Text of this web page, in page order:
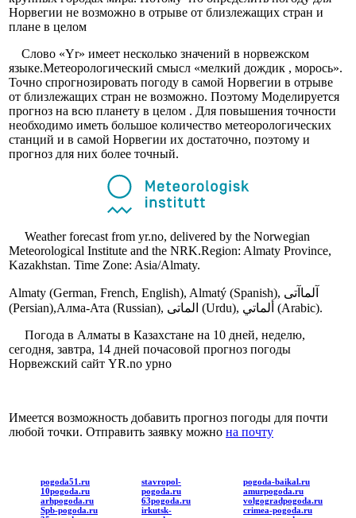
Норвегии не возможно в отрыве от близлежащих стран и
плане в целом
Слово «Yr» имеет несколько значений в норвежском
языке.Метеорологический смысл «мелкий дождик , морось».
Точно спрогнозировать погоду в самой Норвегии в отрыве
от близлежащих стран не возможно. Поэтому Моделируется
прогноз на всю планету в целом . Для повышения точности
необходимо иметь большое количество метеорологических
станций и в самой Норвегии их достаточно, поэтому и
прогноз для них более точный.
Weather forecast from yr.no, delivered by the Norwegian
Meteorological Institute and the NRK.Region: Almaty Province,
Kazakhstan. Time Zone: Asia/Almaty.
Almaty (German, French, English), Almatý (Spanish), آلماآتی
(Persian),Алма-Ата (Russian), الماتی (Urdu), ألماتي (Arabic).
Погода в Алматы в Казахстане на 10 дней, неделю,
сегодня, завтра, 14 дней почасовой прогноз погоды
Норвежский сайт YR.no урно
Имеется возможность добавить прогноз погоды для почти
любой точки. Отправить заявку можно на почту
pogoda51.ru
10pogoda.ru
arhpogoda.ru
Spb-pogoda.ru
stavropol-
pogoda.ru
63pogoda.ru
irkutsk-
pogoda-baikal.ru
amurpogoda.ru
volgogradpogoda.ru
crimea-pogoda.ru